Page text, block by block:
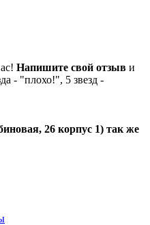
Напишите свой отзыв и
- "плохо!", 5 звезд -
26 корпус 1) так же